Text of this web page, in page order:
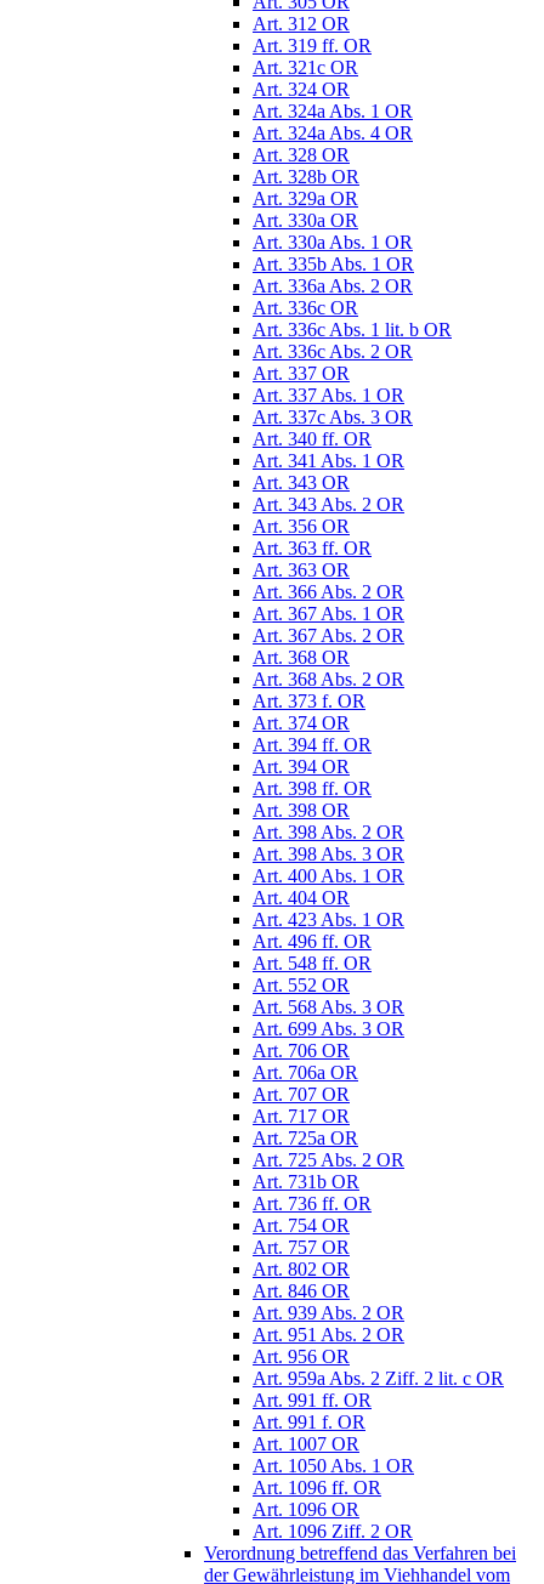
Art. 312 OR
Art. 319 ff. OR
Art. 321c OR
Art. 324 OR
Art. 324a Abs. 1 OR
Art. 324a Abs. 4 OR
Art. 328 OR
Art. 328b OR
Art. 329a OR
Art. 330a OR
Art. 330a Abs. 1 OR
Art. 335b Abs. 1 OR
Art. 336a Abs. 2 OR
Art. 336c OR
Art. 336c Abs. 1 lit. b OR
Art. 336c Abs. 2 OR
Art. 337 OR
Art. 337 Abs. 1 OR
Art. 337c Abs. 3 OR
Art. 340 ff. OR
Art. 341 Abs. 1 OR
Art. 343 OR
Art. 343 Abs. 2 OR
Art. 356 OR
Art. 363 ff. OR
Art. 363 OR
Art. 366 Abs. 2 OR
Art. 367 Abs. 1 OR
Art. 367 Abs. 2 OR
Art. 368 OR
Art. 368 Abs. 2 OR
Art. 373 f. OR
Art. 374 OR
Art. 394 ff. OR
Art. 394 OR
Art. 398 ff. OR
Art. 398 OR
Art. 398 Abs. 2 OR
Art. 398 Abs. 3 OR
Art. 400 Abs. 1 OR
Art. 404 OR
Art. 423 Abs. 1 OR
Art. 496 ff. OR
Art. 548 ff. OR
Art. 552 OR
Art. 568 Abs. 3 OR
Art. 699 Abs. 3 OR
Art. 706 OR
Art. 706a OR
Art. 707 OR
Art. 717 OR
Art. 725a OR
Art. 725 Abs. 2 OR
Art. 731b OR
Art. 736 ff. OR
Art. 754 OR
Art. 757 OR
Art. 802 OR
Art. 846 OR
Art. 939 Abs. 2 OR
Art. 951 Abs. 2 OR
Art. 956 OR
Art. 959a Abs. 2 Ziff. 2 lit. c OR
Art. 991 ff. OR
Art. 991 f. OR
Art. 1007 OR
Art. 1050 Abs. 1 OR
Art. 1096 ff. OR
Art. 1096 OR
Art. 1096 Ziff. 2 OR
Verordnung betreffend das Verfahren bei
der Gewährleistung im Viehhandel vom